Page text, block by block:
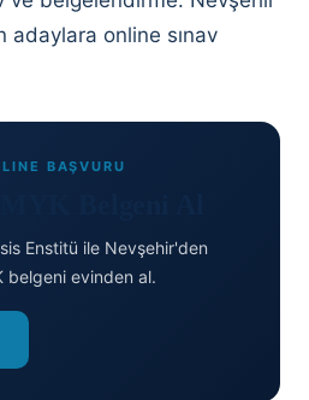
adaylara online sınav
BAŞVURU
Enstitü ile Nevşehir'den
belgeni evinden al.